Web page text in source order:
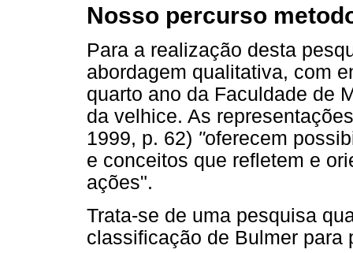
Nosso percurso
Para a realização desta
abordagem qualitativa, com
quarto ano da Faculdade de
da velhice. As
1999, p. 62) "oferecem
e conceitos que refletem e
ações".
Trata-se de uma pesquisa
classificação de Bulmer para